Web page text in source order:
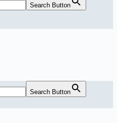
Search Button
Search Button